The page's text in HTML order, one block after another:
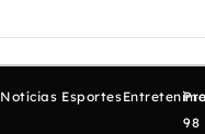
Notícias Esportes
98